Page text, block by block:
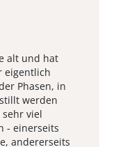
alt und hat
eigentlich
Phasen, in
werden
viel
- einerseits
andererseits